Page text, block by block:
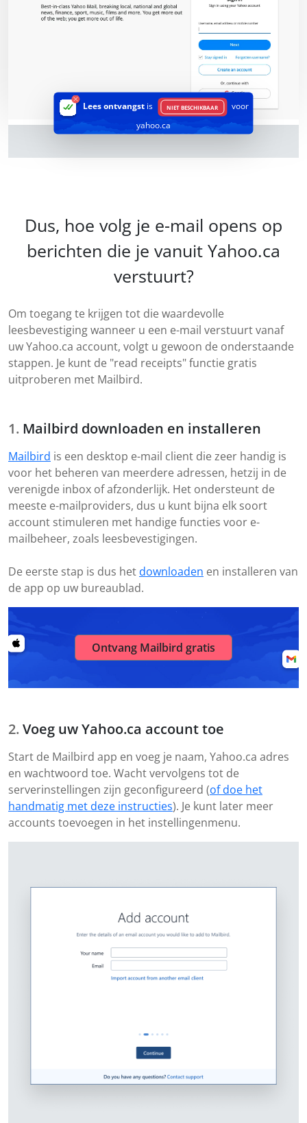
Lees ontvangst is NIET BESCHIKBAAR
voor
yahoo.ca
Dus, hoe volg je e-mail opens op
berichten die je vanuit Yahoo.ca
verstuurt?
Om toegang te krijgen tot die waardevolle
leesbevestiging wanneer u een e-mail verstuurt vanaf
uw Yahoo.ca account, volgt u gewoon de onderstaande
stappen. Je kunt de "read receipts" functie gratis
uitproberen met Mailbird.
Mailbird downloaden en installeren
Mailbird is een desktop e-mail client die zeer handig is
voor het beheren van meerdere adressen, hetzij in de
verenigde inbox of afzonderlijk. Het ondersteunt de
meeste e-mailproviders, dus u kunt bijna elk soort
account stimuleren met handige functies voor e-
mailbeheer, zoals leesbevestigingen.
De eerste stap is dus het downloaden en installeren van
de app op uw bureaublad.
Ontvang Mailbird gratis
Voeg uw Yahoo.ca account toe
Start de Mailbird app en voeg je naam, Yahoo.ca adres
en wachtwoord toe. Wacht vervolgens tot de
serverinstellingen zijn geconfigureerd (of doe het
handmatig met deze instructies). Je kunt later meer
accounts toevoegen in het instellingenmenu.